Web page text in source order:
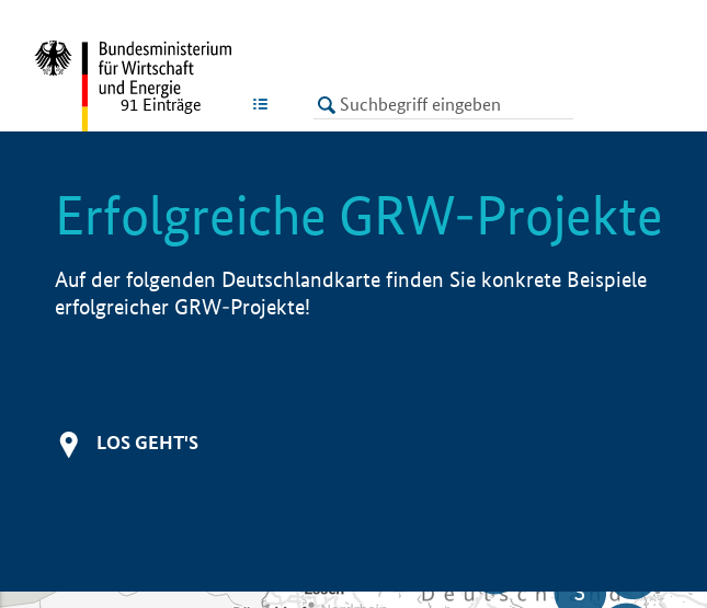
LISTE
91 Einträge
Erfolgreiche GRW-Projekte
Auf der folgenden Deutschlandkarte finden Sie konkrete Beispiele
erfolgreicher GRW-Projekte!
LOS GEHT'S